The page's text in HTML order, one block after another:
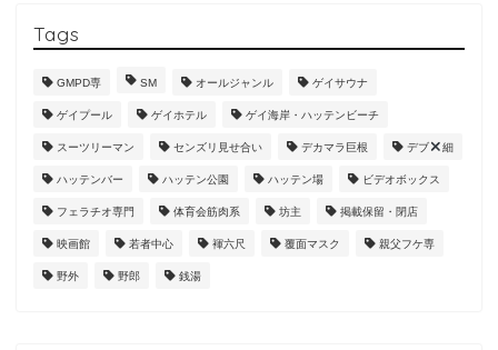
Tags
GMPD専 SM オールジャンル ゲイサウナ
ゲイプール ゲイホテル ゲイ海岸・ハッテンビーチ
スーツリーマン センズリ見せ合い デカマラ巨根 デブ 細
ハッテンバー ハッテン公園 ハッテン場 ビデオボックス
フェラチオ専門 体育会筋肉系 坊主 掲載保留・閉店
映画館 若者中心 褌六尺 覆面マスク 親父フケ専
野外 野郎 銭湯